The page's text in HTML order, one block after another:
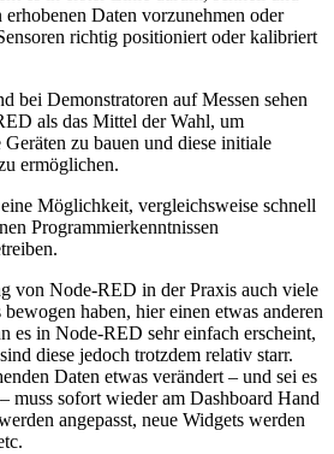
Daten vorzunehmen oder
richtig positioniert oder kalibriert
bei Demonstratoren auf Messen sehen
als das Mittel der Wahl, um
zu bauen und diese initiale
ermöglichen.
Möglichkeit, vergleichsweise schnell
Programmierkenntnissen
von Node-RED in der Praxis auch viele
haben, hier einen etwas anderen
es in Node-RED sehr einfach erscheint,
diese jedoch trotzdem relativ starr.
Daten etwas verändert – und sei es
muss sofort wieder am Dashboard Hand
angepasst, neue Widgets werden